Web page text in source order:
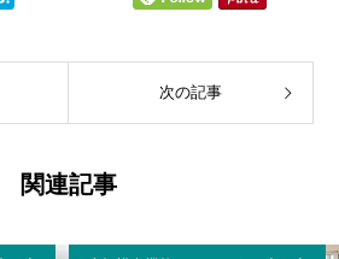
次の記事
関連記事